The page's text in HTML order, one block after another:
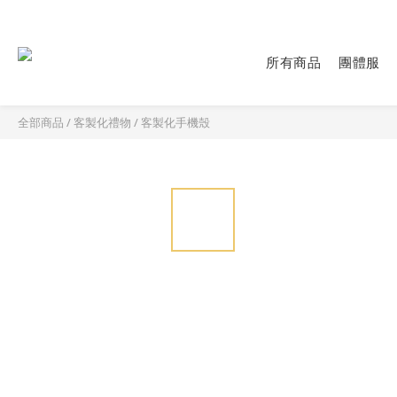
所有商品 團體服
全部商品 /客製化禮物 /客製化手機殼